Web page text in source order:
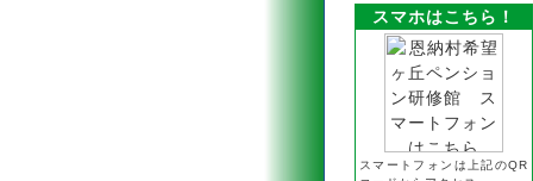
スマホはこちら！
スマートフォンは上記のQR